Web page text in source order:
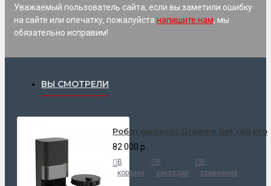
Уважаемый пользователь сайта, если вы заметили ошибку
на сайте или опечатку, пожалуйста напишите нам, мы
обязательно исправим!
ВЫ СМОТРЕЛИ
Робот пылесос Dreame bot x40 pro
82 000 р.
В
корзину
В
закладки
В
сравнение